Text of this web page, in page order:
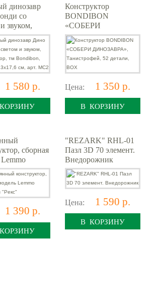
динозавр
со
звуком,
тм
BOX
см, арт.
1 580 р.
Конструктор
BONDIBON
«СОБЕРИ
ДИНОЗАВРА»,
Танистрофей, 52
детали, BOX
Цена: 1 350 р.
В КОРЗИНУ
сборная
"Рекс"
1 390 р.
"REZARK" RHL-01
Пазл 3D 70 элемент.
Внедорожник
Цена: 1 590 р.
В КОРЗИНУ